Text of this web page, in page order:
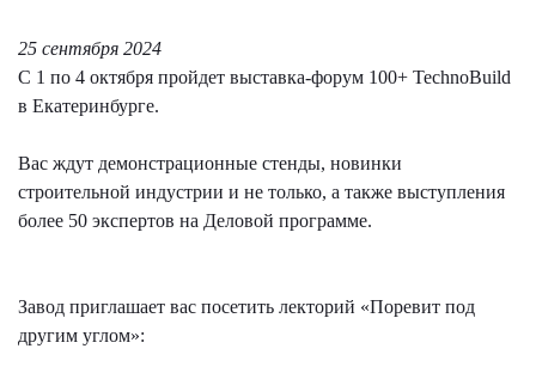
25 сентября 2024
С 1 по 4 октября пройдет выставка-форум 100+ TechnoBuild
в Екатеринбурге.
Вас ждут демонстрационные стенды, новинки
строительной индустрии и не только, а также выступления
более 50 экспертов на Деловой программе.
Завод приглашает вас посетить лекторий «Поревит под
другим углом»: